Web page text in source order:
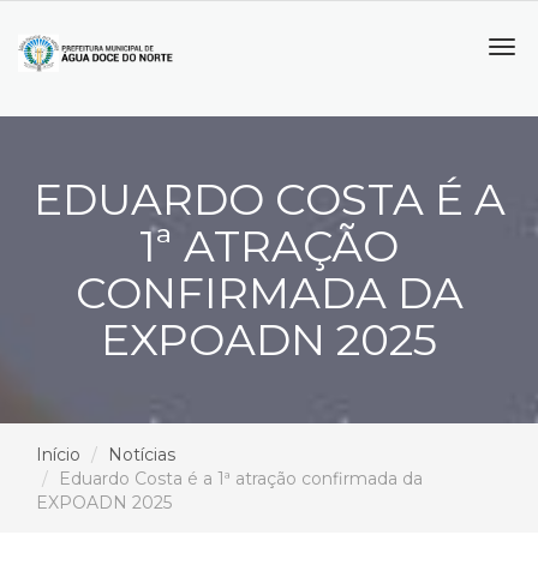
EDUARDO COSTA É A
1ª ATRAÇÃO
CONFIRMADA DA
EXPOADN 2025
Início
Notícias
Eduardo Costa é a 1ª atração confirmada da
EXPOADN 2025